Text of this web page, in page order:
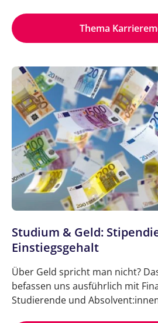
Thema
Studium & Geld:
Einstiegsgehalt
Über Geld spricht man nicht?
befassen uns ausführlich mit
Studierende und